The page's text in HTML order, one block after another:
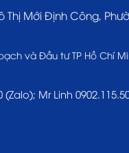
Thị Mới Định Công,
và Đầu tư TP Hồ Chí
(Zalo); Mr Linh